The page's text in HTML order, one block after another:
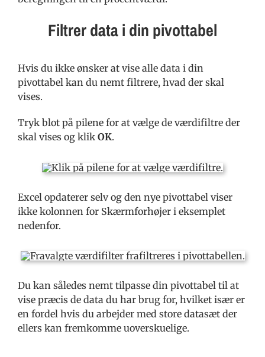
Filtrer data i din pivottabel
Hvis du ikke ønsker at vise alle data i din
pivottabel kan du nemt filtrere, hvad der skal
vises.
Tryk blot på pilene for at vælge de værdifiltre der
skal vises og klik OK.
Excel opdaterer selv og den nye pivottabel viser
ikke kolonnen for Skærmforhøjer i eksemplet
nedenfor.
Du kan således nemt tilpasse din pivottabel til at
vise præcis de data du har brug for, hvilket især er
en fordel hvis du arbejder med store datasæt der
ellers kan fremkomme uoverskuelige.